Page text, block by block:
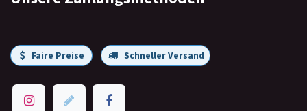
Faire Preise Schneller Versand